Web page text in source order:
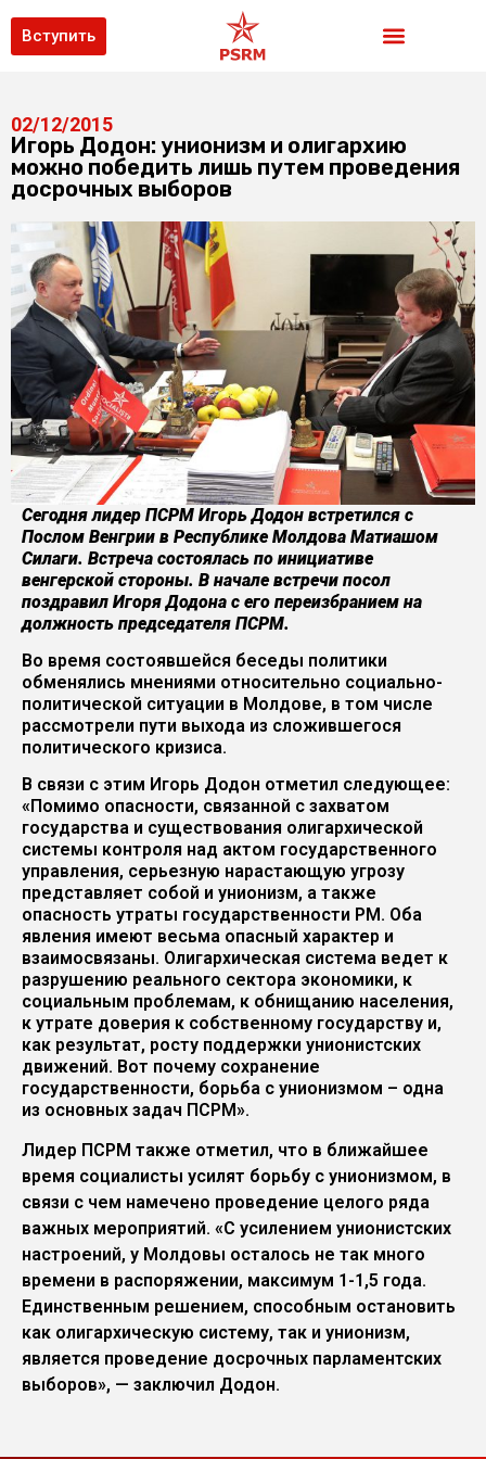
Вступить
02/12/2015
Игорь Додон: унионизм и олигархию
можно победить лишь путем проведения
досрочных выборов
Сегодня лидер ПСРМ Игорь Додон встретился с
Послом Венгрии в Республике Молдова Матиашом
Силаги. Встреча состоялась по инициативе
венгерской стороны. В начале встречи посол
поздравил Игоря Додона с его переизбранием на
должность председателя ПСРМ.
Во время состоявшейся беседы политики
обменялись мнениями относительно социально-
политической ситуации в Молдове, в том числе
рассмотрели пути выхода из сложившегося
политического кризиса.
В связи с этим Игорь Додон отметил следующее:
«Помимо опасности, связанной с захватом
государства и существования олигархической
системы контроля над актом государственного
управления, серьезную нарастающую угрозу
представляет собой и унионизм, а также
опасность утраты государственности РМ. Оба
явления имеют весьма опасный характер и
взаимосвязаны. Олигархическая система ведет к
разрушению реального сектора экономики, к
социальным проблемам, к обнищанию населения,
к утрате доверия к собственному государству и,
как результат, росту поддержки унионистских
движений. Вот почему сохранение
государственности, борьба с унионизмом – одна
из основных задач ПСРМ».
Лидер ПСРМ также отметил, что в ближайшее
время социалисты усилят борьбу с унионизмом, в
связи с чем намечено проведение целого ряда
важных мероприятий. «С усилением унионистских
настроений, у Молдовы осталось не так много
времени в распоряжении, максимум 1-1,5 года.
Единственным решением, способным остановить
как олигархическую систему, так и унионизм,
является проведение досрочных парламентских
выборов», — заключил Додон.